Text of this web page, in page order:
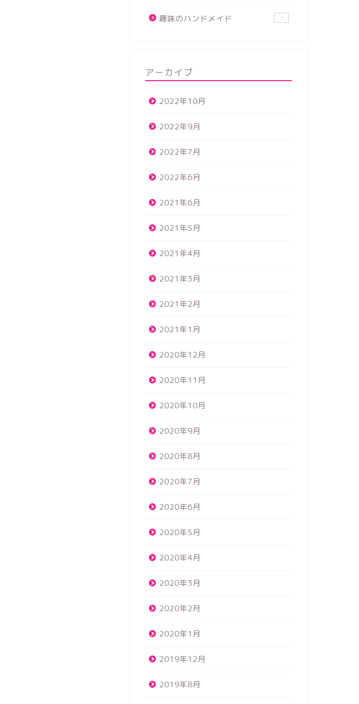
趣味のハンドメイド 7
アーカイブ
2022年10月
2022年9月
2022年7月
2022年6月
2021年6月
2021年5月
2021年4月
2021年3月
2021年2月
2021年1月
2020年12月
2020年11月
2020年10月
2020年9月
2020年8月
2020年7月
2020年6月
2020年5月
2020年4月
2020年3月
2020年2月
2020年1月
2019年12月
2019年8月